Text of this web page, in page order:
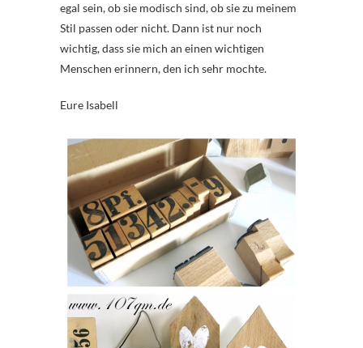
egal sein, ob sie modisch sind, ob sie zu meinem
Stil passen oder nicht. Dann ist nur noch
wichtig, dass sie mich an einen wichtigen
Menschen erinnern, den ich sehr mochte.
Eure Isabell